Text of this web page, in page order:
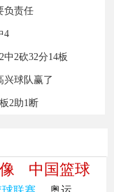
负责任
4
2砍32分14板
兴球队赢了
2助1断
中国篮球